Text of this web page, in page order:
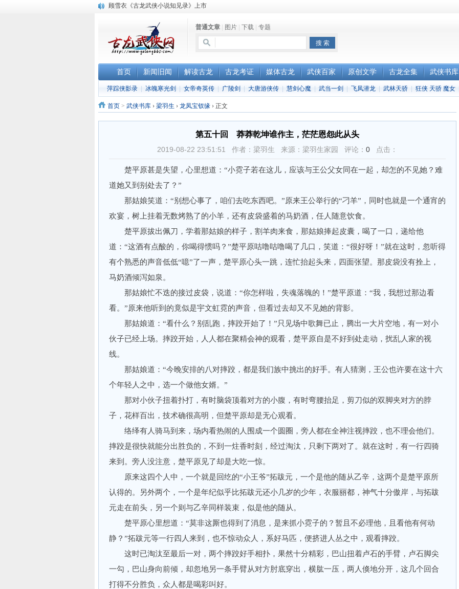
顾雪衣《古龙武侠小说知见录》上市
《古龙小说原貌探究》修订版已上市普通文章 图片 下载 专题
首页 新闻旧闻 解读古龙 古龙考证 媒体古龙 武侠百家 原创文学 古龙全集 武侠书库
萍踪侠影录 冰魄寒光剑 女帝奇英传 广陵剑 大唐游侠传 慧剑心魔 武当一剑 飞凤潜龙 武林天骄 狂侠 天骄 魔女
首页 > 武侠书库 › 梁羽生 › 龙凤宝钗缘 › 正文
第五十回 莽莽乾坤谁作主，茫茫恩怨此从头
2019-08-22 23:51:51 作者：梁羽生 来源：梁羽生家园 评论： 0 点击：
楚平原甚是失望，心里想道：“小霓子若在这儿，应该与王公父女同在一起，却怎的不见她？难
道她又到别处去了？”
那姑娘笑道：“别想心事了，咱们去吃东西吧。”原来王公举行的“刁羊”，同时也就是一个通宵的
欢宴，树上挂着无数烤熟了的小羊，还有皮袋盛着的马奶酒，任人随意饮食。
楚平原拔出佩刀，学着那姑娘的样子，割羊肉来食，那姑娘捧起皮囊，喝了一口，递给他
道：“这酒有点酸的，你喝得惯吗？”楚平原咕噜咕噜喝了几口，笑道：“很好呀！”就在这时，忽听得
有个熟悉的声音低低“噫”了一声，楚平原心头一跳，连忙抬起头来，四面张望。那皮袋没有拴上，
马奶酒倾泻如泉。
那姑娘忙不迭的接过皮袋，说道：“你怎样啦，失魂落魄的！”楚平原道：“我，我想过那边看
看。”原来他听到的竟似是宇文虹霓的声音，但看过去却又不见她的背影。
那姑娘道：“看什么？别乱跑，摔跤开始了！”只见场中歌舞已止，腾出一大片空地，有一对小
伙子已经上场。摔跤开始，人人都在聚精会神的观看，楚平原自是不好到处走动，扰乱人家的视
线。
那姑娘道：“今晚安排的八对摔跤，都是我们族中挑出的好手。有人猜测，王公也许要在这十六
个年轻人之中，选一个做他女婿。”
那对小伙子扭着扑打，有时脑袋顶着对方的小腹，有时弯腰抬足，剪刀似的双脚夹对方的脖
子，花样百出，技术确很高明，但楚平原却是无心观看。
络绎有人骑马到来，场内看热闹的人围成一个圆圈，旁人都在全神注视摔跤，也不理会他们。
摔跤是很快就能分出胜负的，不到一炷香时刻，经过淘汰，只剩下两对了。就在这时，有一行四骑
来到。旁人没注意，楚平原见了却是大吃一惊。
原来这四个人中，一个就是回纥的“小王爷”拓跋元，一个是他的随从乙辛，这两个是楚平原所
认得的。另外两个，一个是年纪似乎比拓跋元还小几岁的少年，衣服丽都，神气十分傲岸，与拓跋
元走在前头，另一个则与乙辛同样装束，似是他的随从。
楚平原心里想道：“莫非这厮也得到了消息，是来抓小霓子的？暂且不必理他，且看他有何动
静？”拓跋元等一行四人来到，也不惊动众人，系好马匹，便挤进人丛之中，观看摔跤。
这时已淘汰至最后一对，两个摔跤好手相扑，果然十分精彩，巴山扭着卢石的手臂，卢石脚尖
一勾，巴山身向前倾，却忽地另一条手臂从对方肘底穿出，横肱一压，两人倏地分开，这几个回合
打得不分胜负，众人都是喝彩叫好。